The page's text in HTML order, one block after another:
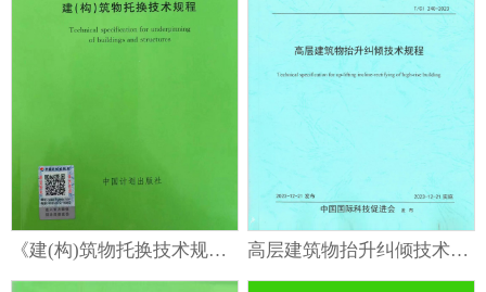
胜特优选
《建(构)筑物托换技术规程》T/CECS 295-2023 高层建筑物抬升纠倾技术规程